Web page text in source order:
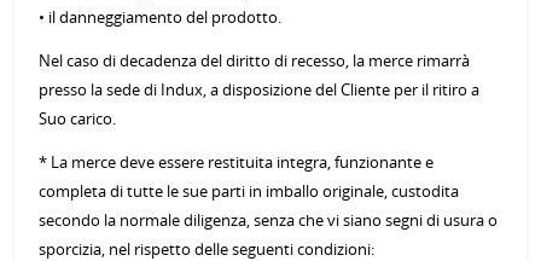
• il danneggiamento del prodotto.
Nel caso di decadenza del diritto di recesso, la merce rimarrà
presso la sede di Indux, a disposizione del Cliente per il ritiro a
Suo carico.
* La merce deve essere restituita integra, funzionante e
completa di tutte le sue parti in imballo originale, custodita
secondo la normale diligenza, senza che vi siano segni di usura o
sporcizia, nel rispetto delle seguenti condizioni: